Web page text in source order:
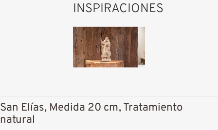
INSPIRACIONES
San Elías, Medida 20 cm, Tratamiento
natural